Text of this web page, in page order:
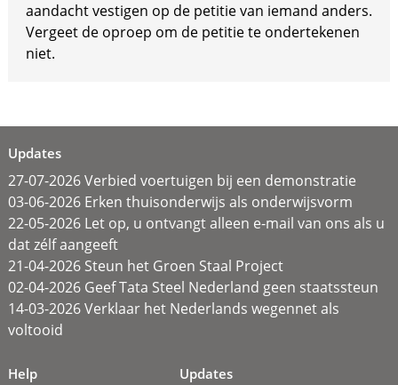
aandacht vestigen op de petitie van iemand anders.
Vergeet de oproep om de petitie te ondertekenen
niet.
Updates
27-07-2026 Verbied voertuigen bij een demonstratie
03-06-2026 Erken thuisonderwijs als onderwijsvorm
22-05-2026 Let op, u ontvangt alleen e-mail van ons als u
dat zélf aangeeft
21-04-2026 Steun het Groen Staal Project
02-04-2026 Geef Tata Steel Nederland geen staatssteun
14-03-2026 Verklaar het Nederlands wegennet als
voltooid
Help
Updates